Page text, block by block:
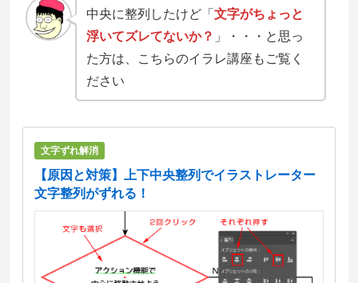
中央に整列したけど「 文字がちょっと
浮いてズレてないか？ 」・・・と思っ
た方は、こちらのイラレ講座もご覧く
ださい
文字ずれ解消
【原因と対策】上下中央整列でイラストレーター
文字整列がずれる！